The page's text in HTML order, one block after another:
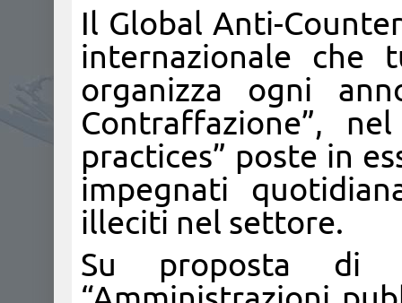
Il Global Anti-
internazionale che
organizza ogni
Contraffazione”,
practices” poste in
impegnati
illeciti nel settore.
Su proposta di